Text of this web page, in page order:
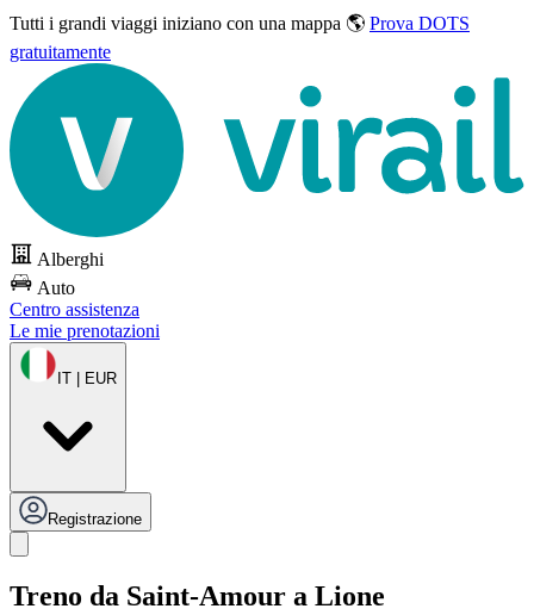
Tutti i grandi viaggi iniziano con una mappa 🌎 Prova DOTS
gratuitamente
Alberghi
Auto
Centro assistenza
Le mie prenotazioni
IT | EUR
Registrazione
Treno da Saint-Amour a Lione